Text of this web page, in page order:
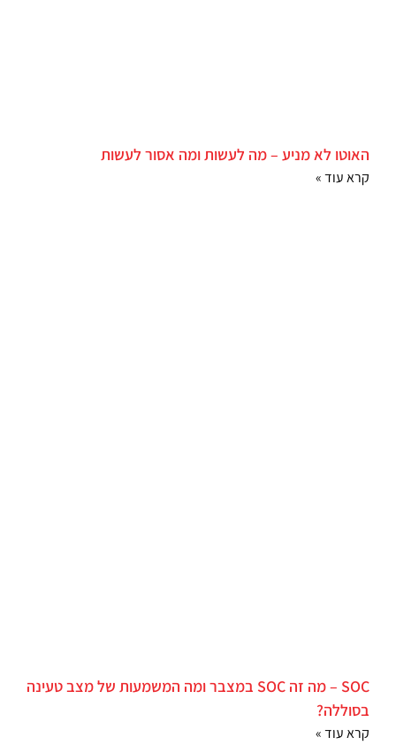
האוטו לא מניע – מה לעשות ומה אסור לעשות
קרא עוד »
SOC – מה זה SOC במצבר ומה המשמעות של מצב טעינה
בסוללה?
קרא עוד »